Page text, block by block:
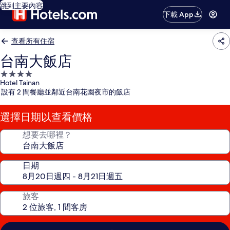
跳到主要內容
下載 App
查看所有住宿
台南大飯店
4.0
星
級
住
宿
Hotel Tainan
設有 2 間餐廳並鄰近台南花園夜市的飯店
選擇日期以查看價格
想要去哪裡？
日期
旅客